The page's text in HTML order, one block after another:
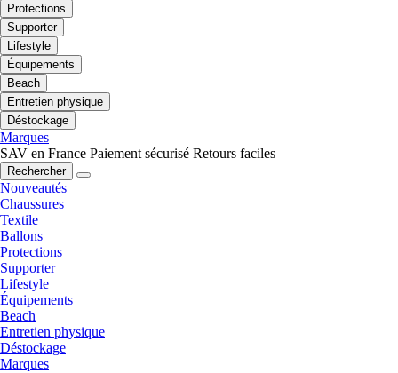
Protections
Supporter
Lifestyle
Équipements
Beach
Entretien physique
Déstockage
Marques
SAV en France Paiement sécurisé Retours faciles
Rechercher
Nouveautés
Chaussures
Textile
Ballons
Protections
Supporter
Lifestyle
Équipements
Beach
Entretien physique
Déstockage
Marques